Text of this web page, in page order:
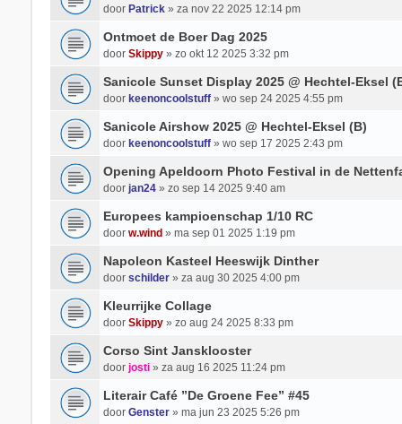
door Patrick» za nov 22 2025 12:14 pm
Ontmoet de Boer Dag 2025
door Skippy» zo okt 12 2025 3:32 pm
Sanicole Sunset Display 2025 @ Hechtel-Eksel
door keenoncoolstuff» wo sep 24 2025 4:55 pm
Sanicole Airshow 2025 @ Hechtel-Eksel (B)
door keenoncoolstuff» wo sep 17 2025 2:43 pm
Opening Apeldoorn Photo Festival in de
door jan24» zo sep 14 2025 9:40 am
Europees kampioenschap 1/10 RC
door w.wind » ma sep 01 2025 1:19 pm
Napoleon Kasteel Heeswijk Dinther
door schilder» za aug 30 2025 4:00 pm
Kleurrijke Collage
door Skippy» zo aug 24 2025 8:33 pm
Corso Sint Jansklooster
door josti» za aug 16 2025 11:24 pm
Literair Café ”De Groene Fee” #45
door Genster» ma jun 23 2025 5:26 pm